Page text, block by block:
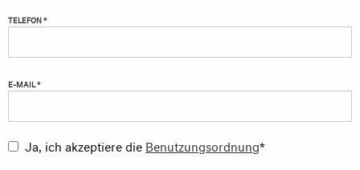
TELEFON *
E-MAIL *
Ja, ich akzeptiere die Benutzungsordnung*